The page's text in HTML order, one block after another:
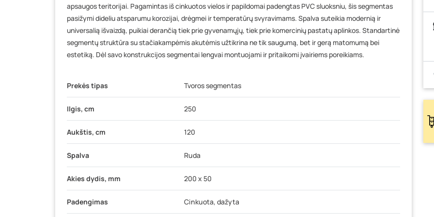
apsaugos teritorijai. Pagamintas iš cinkuotos vielos ir papildomai padengtas PVC sluoksniu, šis segmentas
pasižymi dideliu atsparumu korozijai, drėgmei ir temperatūrų svyravimams. Spalva suteikia modernią ir
universalią išvaizdą, puikiai derančią tiek prie gyvenamųjų, tiek prie komercinių pastatų aplinkos. Standartinė
segmentų struktūra su stačiakampėmis akutėmis užtikrina ne tik saugumą, bet ir gerą matomumą bei
estetiką. Dėl savo konstrukcijos segmentai lengvai montuojami ir pritaikomi įvairiems poreikiams.
Prekės tipas Tvoros segmentas
Ilgis, cm 250
Aukštis, cm 120
Spalva Ruda
Akies dydis, mm 200 x 50
Padengimas Cinkuota, dažyta